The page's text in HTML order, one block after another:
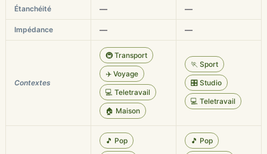
Étanchéité — —
Impédance — —
Contextes
🚇 Transport
✈️ Voyage
💻 Teletravail
🏠 Maison
🏃 Sport
🎛️ Studio
💻 Teletravail
🎵 Pop 🎵 Pop